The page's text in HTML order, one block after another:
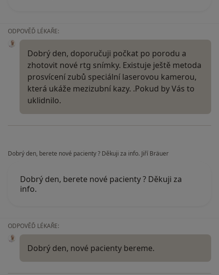
ODPOVĚĎ LÉKAŘE:
Dobrý den, doporučuji počkat po porodu a
zhotovit nové rtg snímky. Existuje ještě metoda
prosvícení zubů speciální laserovou kamerou,
která ukáže mezizubní kazy. .Pokud by Vás to
uklidnilo.
Dobrý den, berete nové pacienty ? Děkuji za info. Jiří Bräuer
Dobrý den, berete nové pacienty ? Děkuji za
info.
ODPOVĚĎ LÉKAŘE:
Dobrý den, nové pacienty bereme.